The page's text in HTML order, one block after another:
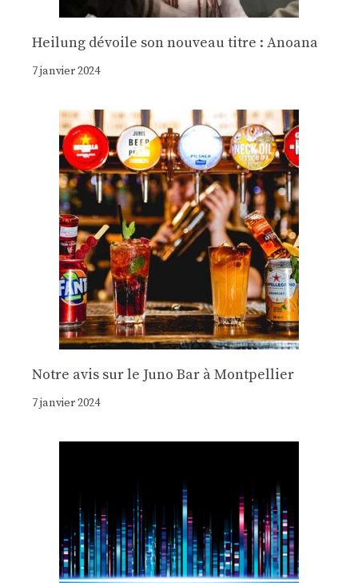
Heilung dévoile son nouveau titre : Anoana
7 janvier 2024
Notre avis sur le Juno Bar à Montpellier
7 janvier 2024